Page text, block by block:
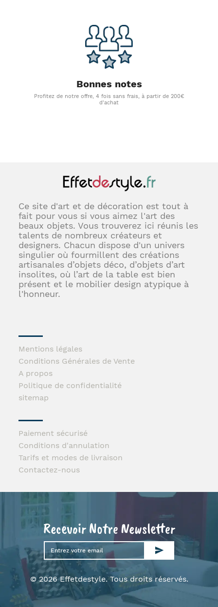
Bonnes notes
Profitez de notre offre, 4 fois sans frais, à partir de 200€
d'achat
Ce site d'art et de décoration est tout à
fait pour vous si vous aimez l'art des
beaux objets. Vous trouverez ici réunis les
talents de nombreux créateurs et
designers. Chacun dispose d'un univers
singulier où fourmillent des créations
artisanales d’objets déco, d’objets d’art
insolites, où l’art de la table est bien
présent et le mobilier design atypique à
l'honneur.
Mentions légales
Conditions Générales de Vente
A propos
Politique de confidentialité
sitemap
Paiement sécurisé
Conditions d'annulation
Tarifs et modes de livraison
Contactez-nous
Recevoir Notre Newsletter
© 2026 Effetdestyle. Tous droits réservés.